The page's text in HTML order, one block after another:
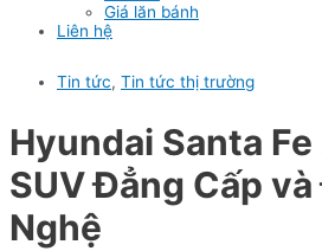
Giá lăn bánh
Liên hệ
Tin tức, Tin tức thị trường
Hyundai Santa
SUV Đẳng Cấp
Nghệ